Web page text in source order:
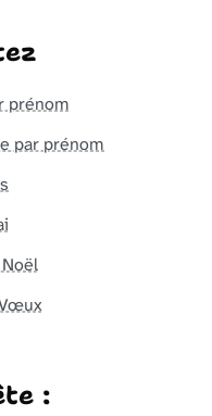
prénom
par prénom
: